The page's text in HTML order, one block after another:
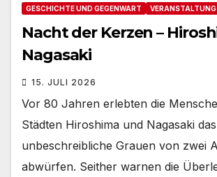
GESCHICHTE UND GEGENWART
Nacht der Kerzen –
Nagasaki
15. JULI 2026
Vor 80 Jahren erlebten die
Städten Hiroshima und Nagasaki das
unbeschreibliche Grauen von zwei
abwürfen. Seither warnen die